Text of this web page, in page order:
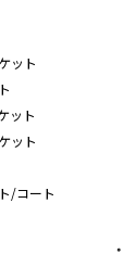
ット
ット
ット
/コート